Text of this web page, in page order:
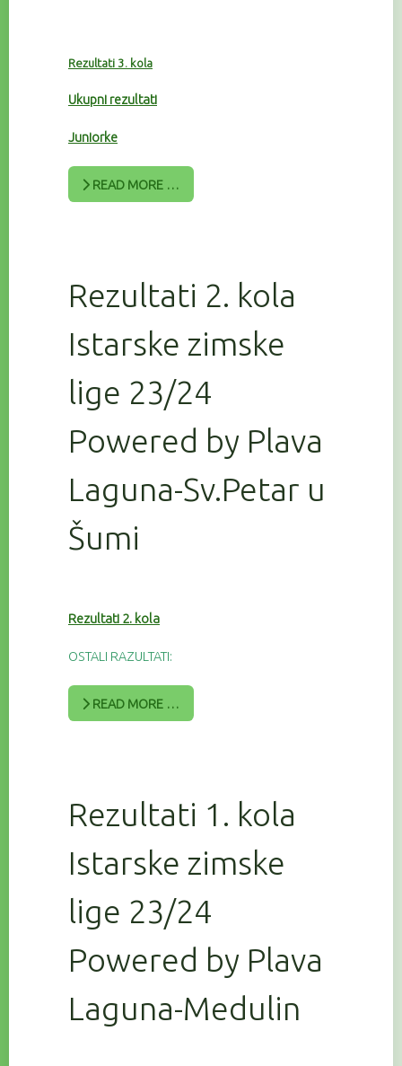
Rezultati 3. kola
Ukupni rezultati
Juniorke
READ MORE …
Rezultati 2. kola
Istarske zimske
lige 23/24
Powered by Plava
Laguna-Sv.Petar u
Šumi
Rezultati 2. kola
OSTALI RAZULTATI:
READ MORE …
Rezultati 1. kola
Istarske zimske
lige 23/24
Powered by Plava
Laguna-Medulin